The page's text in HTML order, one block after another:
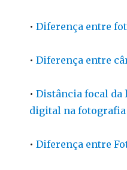
•Diferença entre
•Diferença entre
•Distância focal da
digital na fotografia
•Diferença entre